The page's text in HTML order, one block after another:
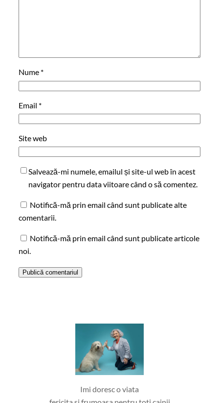
Nume *
Email *
Site web
Salvează-mi numele, emailul și site-ul web în acest
navigator pentru data viitoare când o să comentez.
Notifică-mă prin email când sunt publicate alte
comentarii.
Notifică-mă prin email când sunt publicate articole
noi.
Imi doresc o viata